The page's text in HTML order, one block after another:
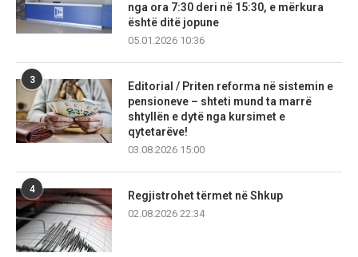
nga ora 7:30 deri në 15:30, e mërkura
është ditë jopune
05.01.2026 10:36
3
Editorial / Priten reforma në sistemin e
pensioneve – shteti mund ta marrë
shtyllën e dytë nga kursimet e
qytetarëve!
03.08.2026 15:00
4
Regjistrohet tërmet në Shkup
02.08.2026 22:34